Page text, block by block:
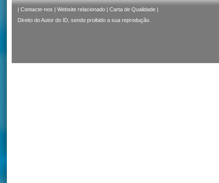
| Contacte-nos | Website relacionado | Carta de Qualidade |
Direito do Autor do ID, sendo proibido a sua reprodução.